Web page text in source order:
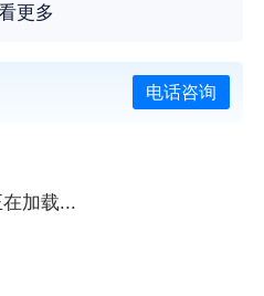
更多
电话咨询
在加载...